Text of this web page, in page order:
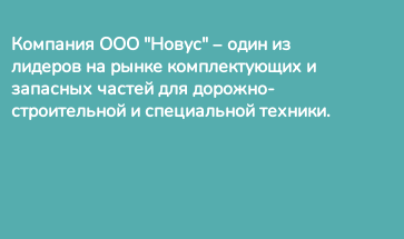
лидеров на рынке комплектующих и
запасных частей для дорожно-
строительной и специальной техники.